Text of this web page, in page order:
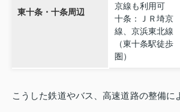
東十条・十条周辺
京線も利用可
十条：ＪＲ埼京
線、京浜東北線
（東十条駅徒歩
圏）
こうした鉄道やバス、高速道路の整備に